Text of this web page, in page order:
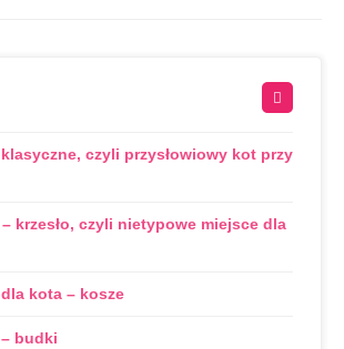
czyli przysłowiowy kot przy
krzesło, czyli nietypowe miejsce dla
kota – kosze
budki